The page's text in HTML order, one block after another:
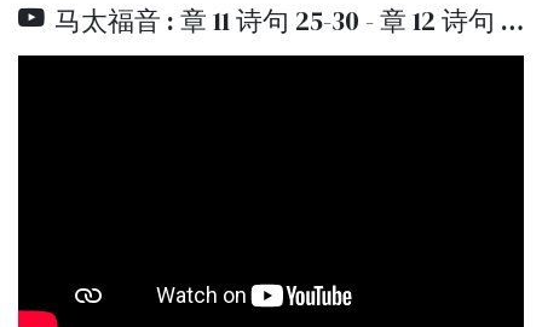
马太福音 : 章 11 诗句 25-30 - 章 12 诗句 1- 21 | LUMO